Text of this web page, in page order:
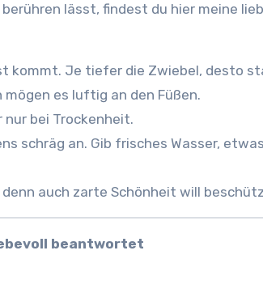
lässt, findest du hier meine
kommt. Je tiefer die Zwiebel, desto
mögen es luftig an den Füßen.
nur bei Trockenheit.
schräg an. Gib frisches Wasser,
auch zarte Schönheit will
beantwortet